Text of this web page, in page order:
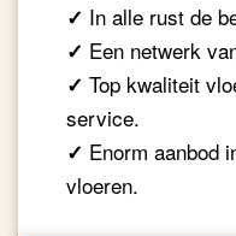
✓ In alle rust de
✓ Een netwerk
✓ Top kwaliteit
service.
✓ Enorm aanbod
vloeren.